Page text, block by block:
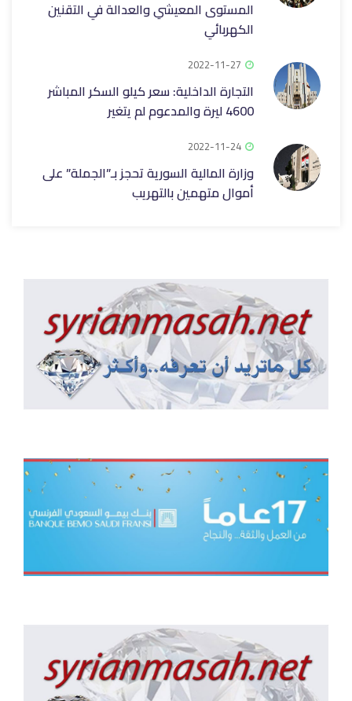
المستوى المعيشي والعدالة في التقنين
الكهربائي
2022-11-27
التجارة الداخلية: سعر كيلو السكر المباشر
4600 ليرة والمدعوم لم يتغير
2022-11-24
وزارة المالية السورية تحجز بـ”الجملة” على
أموال متهمين بالتهريب